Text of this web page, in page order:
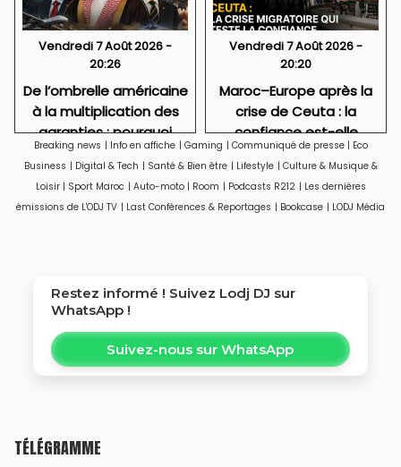
Vendredi 7 Août 2026 -
20:26
De l’ombrelle américaine
à la multiplication des
garanties : pourquoi
Riyad a besoin de
l’accord de La Mecque
Vendredi 7 Août 2026 -
20:20
​Maroc–Europe après la
crise de Ceuta : la
confiance est-elle
durablement ébranlée ?
Breaking news | Info en affiche | Gaming | Communiqué de presse | Eco
Business | Digital & Tech | Santé & Bien être | Lifestyle | Culture & Musique &
Loisir | Sport Maroc | Auto-moto | Room | Podcasts R212 | Les dernières
émissions de L'ODJ TV | Last Conférences & Reportages | Bookcase | LODJ Média
Restez informé ! Suivez Lodj DJ sur
WhatsApp !
Suivez-nous sur WhatsApp
TÉLÉGRAMME